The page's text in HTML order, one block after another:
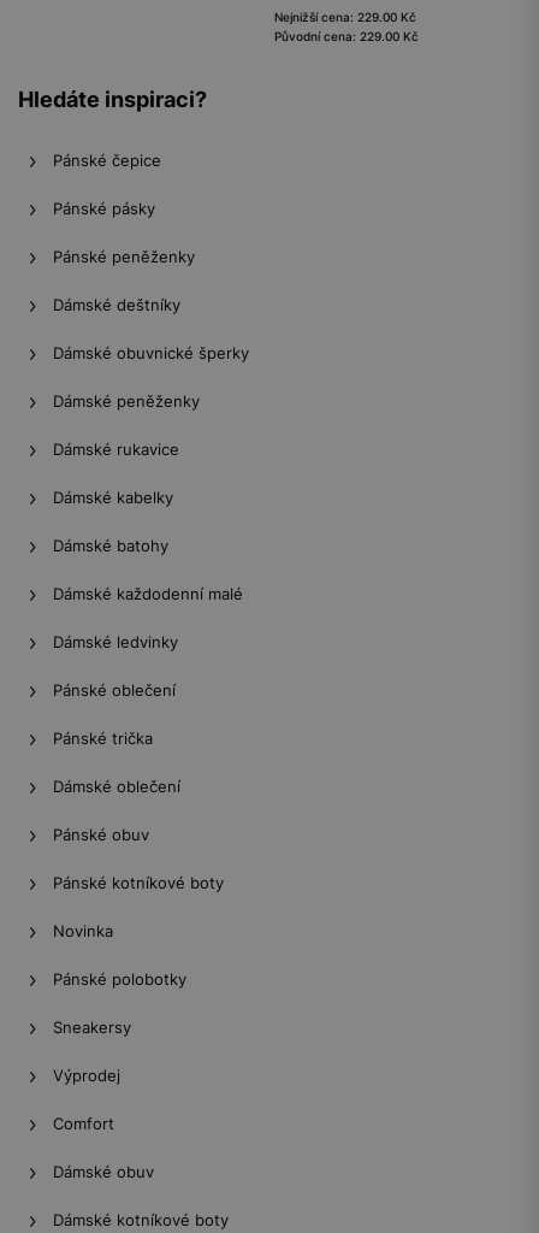
Nejnižší cena: 229.00 Kč
Původní cena: 229.00 Kč
Hledáte inspiraci?
Pánské čepice
Pánské pásky
Pánské peněženky
Dámské deštníky
Dámské obuvnické šperky
Dámské peněženky
Dámské rukavice
Dámské kabelky
Dámské batohy
Dámské každodenní malé
Dámské ledvinky
Pánské oblečení
Pánské trička
Dámské oblečení
Pánské obuv
Pánské kotníkové boty
Novinka
Pánské polobotky
Sneakersy
Výprodej
Comfort
Dámské obuv
Dámské kotníkové boty